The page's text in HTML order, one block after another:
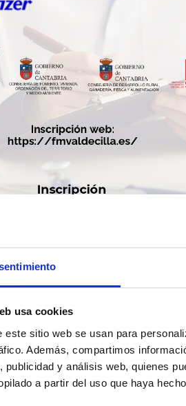
usa cookies
este sitio web se usan para
Además, compartimos
publicidad y análisis web, quienes
a partir del uso que haya
organizado por la Fundación